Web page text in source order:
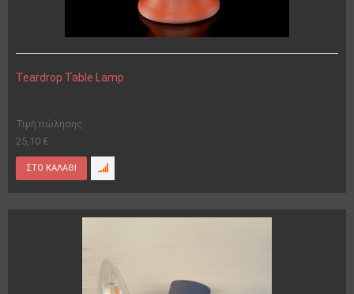
Teardrop Table Lamp
Τιμή πώλησης:
25,10 €